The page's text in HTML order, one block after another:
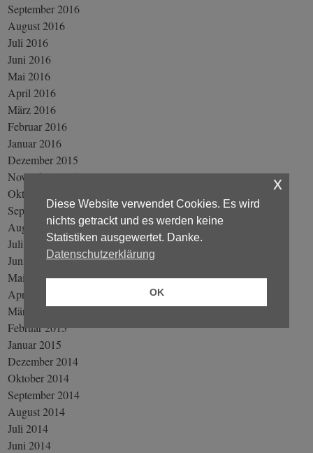
September 2016
August 2016
Juli 2016
Juni 2016
Mai 2016
April 2016
März 2016
Februar 2016
Januar 2016
Dezember 2015
November 2015
Oktober 2015
September 2015
August 2015
Juli 2015
Juni 2015
Mai 2015
April 2015
März 2015
Februar 2015
Januar 2015
Dezember 2014
Oktober 2014
September 2014
August 2014
Juli 2014
Juni 2014
Diese Website verwendet Cookies. Es wird
nichts getrackt und es werden keine
Statistiken ausgewertet. Danke.
Datenschutzerklärung
OK
x